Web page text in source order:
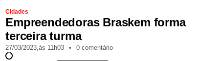
Cidades
Empreendedoras Braskem forma
terceira turma
27/03/2023,às 11h03 • 0 comentário